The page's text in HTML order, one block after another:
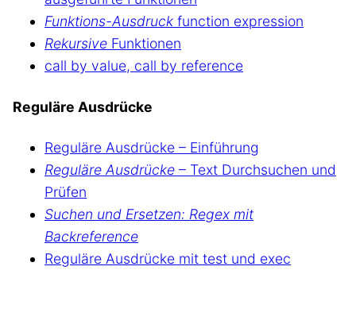
Funktions-Ausdruck function expression
Rekursive Funktionen
call by value, call by reference
Reguläre Ausdrücke
Reguläre Ausdrücke – Einführung
Reguläre Ausdrücke – Text Durchsuchen und
Prüfen
Suchen und Ersetzen: Regex mit
Backreference
Reguläre Ausdrücke mit test und exec